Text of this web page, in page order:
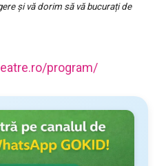
și vă dorim să vă bucurați de
program/